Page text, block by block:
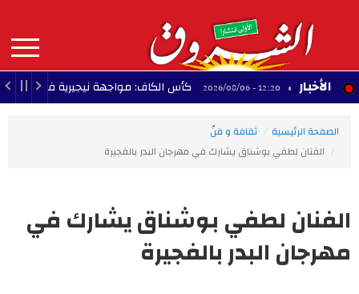
contenu
principal
MAIN
NAVIGATION الأخبار
12:20 - 2026/08/06 كأس الكاف: مواجهة نيجيرية في طريق النادي
الصفحة الرئيسية
ثقافة و فنّ
الفنان لطفي بوشناق يشارك في مهرجان البدر بالفجيرة
الفنان لطفي بوشناق يشارك في
مهرجان البدر بالفجيرة